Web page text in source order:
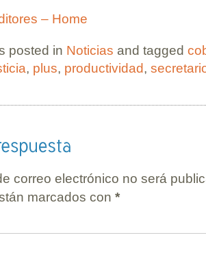
– Home
posted in Noticias and tagged
, plus, productividad,
correo electrónico no será
marcados con *